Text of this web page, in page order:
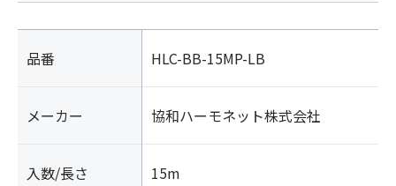
品番 HLC-BB-15MP-LB
メーカー 協和ハーモネット株式会社
入数/長さ 15m